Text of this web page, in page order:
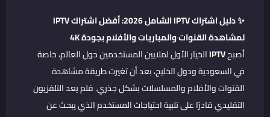
✨ دليل اشتراك IPTV الشامل 2026: أفضل اشتراك IPTV
لمشاهدة القنوات والمباريات والأفلام بجودة 4K
أصبحIPTVالخيار الأول لملايين المستخدمين حول العالم، خاصة
في السعودية ودول الخليج، بعد أن تغيرت طريقة مشاهدة
القنوات والأفلام والمسلسلات بشكل جذري. فلم يعد التلفزيون
التقليدي قادرًا على تلبية احتياجات المستخدم الذي يبحث عن